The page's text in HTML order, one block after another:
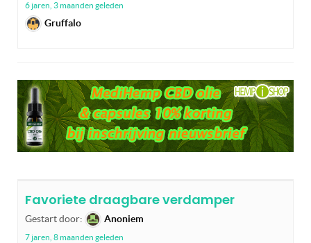
6 jaren, 3 maanden geleden
Gruffalo
Favoriete draagbare verdamper
Gestart door: Anoniem
7 jaren, 8 maanden geleden